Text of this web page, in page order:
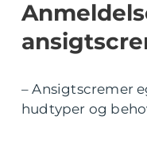
– Ansigtscremer
hudtyper og